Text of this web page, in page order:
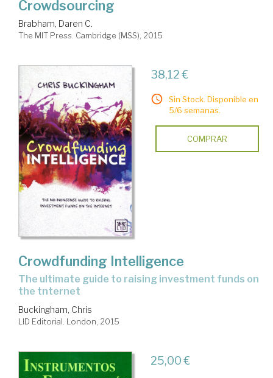
Crowdsourcing
Brabham, Daren C.
The MIT Press. Cambridge (MSS), 2015
38,12 €
Sin Stock. Disponible en
5/6 semanas.
COMPRAR
Crowdfunding Intelligence
the ultimate guide to raising investment funds on
the tnternet
Buckingham, Chris
LID Editorial. London, 2015
25,00 €